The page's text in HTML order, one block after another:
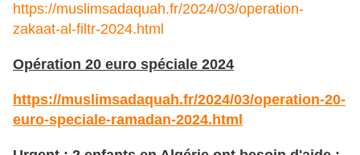
https://muslimsadaquah.fr/2024/03/operation-
zakaat-al-filtr-2024.html
Opération 20 euro spéciale 2024
https://muslimsadaquah.fr/2024/03/operation-20-
euro-speciale-ramadan-2024.html